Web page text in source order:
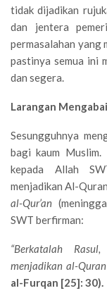
tidak dijadikan
dan jentera
permasalahan yang
pastinya semua ini
dan segera.
Larangan
Sesungguhnya
bagi kaum Muslim.
kepada Allah
menjadikan Al-
al-Qur’an
SWT berfirman:
“Berkatalah
menjadikan al-
al-Furqan [25]: 30).